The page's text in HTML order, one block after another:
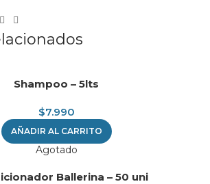
Shampoo – 5lts
$7.990
AÑADIR AL CARRITO
Agotado
Ballerina – 50 uni